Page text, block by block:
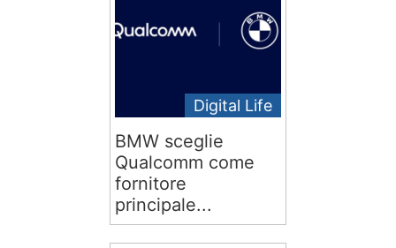
Digital Life
BMW sceglie
Qualcomm come
fornitore
principale...